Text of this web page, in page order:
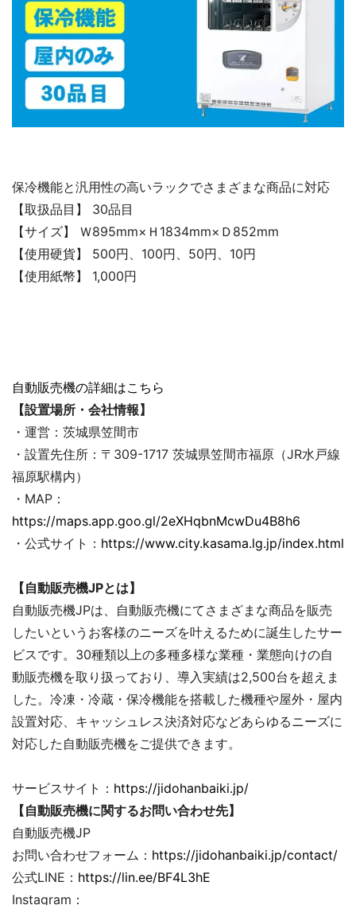
保冷機能と汎用性の高いラックでさまざまな商品に対応
【取扱品目】 30品目
【サイズ】 Ｗ895mm×Ｈ1834mm×Ｄ852mm
【使用硬貨】 500円、100円、50円、10円
【使用紙幣】 1,000円
自動販売機の詳細はこちら
【設置場所・会社情報】
・運営：茨城県笠間市
・設置先住所：〒309-1717 茨城県笠間市福原（JR水戸線
福原駅構内）
・MAP：
https://maps.app.goo.gl/2eXHqbnMcwDu4B8h6
・公式サイト： https://www.city.kasama.lg.jp/index.html
【自動販売機JPとは】
自動販売機JPは、自動販売機にてさまざまな商品を販売
したいというお客様のニーズを叶えるために誕生したサー
ビスです。30種類以上の多種多様な業種・業態向けの自
動販売機を取り扱っており、導入実績は2,500台を超えま
した。冷凍・冷蔵・保冷機能を搭載した機種や屋外・屋内
設置対応、キャッシュレス決済対応などあらゆるニーズに
対応した自動販売機をご提供できます。
サービスサイト： https://jidohanbaiki.jp/
【自動販売機に関するお問い合わせ先】
自動販売機JP
お問い合わせフォーム： https://jidohanbaiki.jp/contact/
公式LINE： https://lin.ee/BF4L3hE
Instagram：